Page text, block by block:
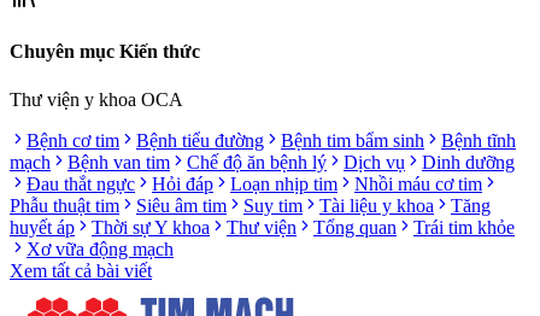
Chuyên mục Kiến thức
Thư viện y khoa OCA
Bệnh cơ tim
Bệnh tiểu đường Bệnh tim bẩm sinh
Bệnh tĩnh
mạch
Bệnh van tim Chế độ ăn bệnh lý Dịch vụ
Dinh dưỡng
Đau thắt ngực
Hỏi đáp Loạn nhịp tim
Nhồi máu cơ tim
Phẫu thuật tim
Siêu âm tim Suy tim Tài liệu y khoa
Tăng
huyết áp
Thời sự Y khoa Thư viện Tổng quan
Trái tim khỏe
Xơ vữa động mạch
Xem tất cả bài viết